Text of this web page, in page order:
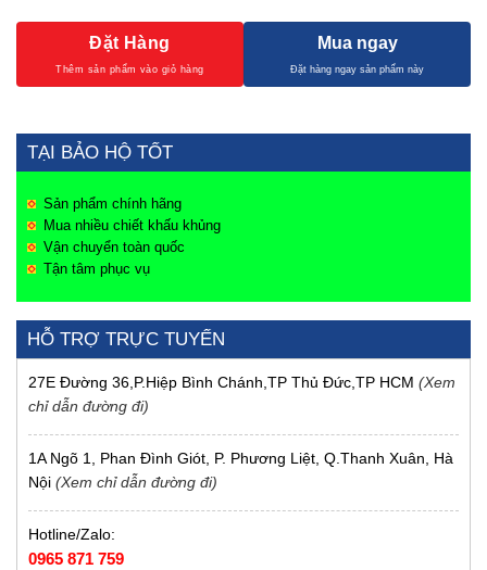
Đặt Hàng Mua ngay
TẠI BẢO HỘ TỐT
Sản phẩm chính hãng
Mua nhiều chiết khấu khủng
Vận chuyển toàn quốc
Tận tâm phục vụ
HỖ TRỢ TRỰC TUYẾN
27E Đường 36,P.Hiệp Bình Chánh,TP Thủ Đức,TP HCM (Xem
chỉ dẫn đường đi)
1A Ngõ 1, Phan Đình Giót, P. Phương Liệt, Q.Thanh Xuân, Hà
Nội (Xem chỉ dẫn đường đi)
Hotline/Zalo:
0965 871 759